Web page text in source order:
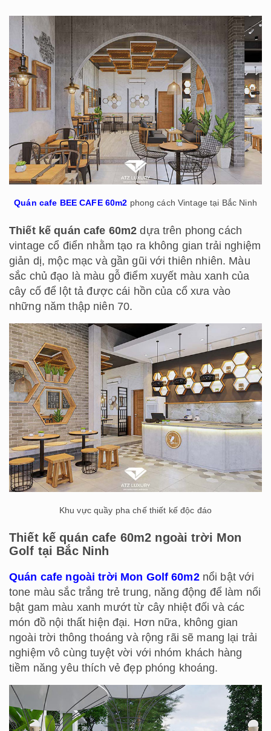
Quán cafe BEE CAFE 60m2 phong cách Vintage tại Bắc Ninh
Thiết kế quán cafe 60m2 dựa trên phong cách
vintage cổ điển nhằm tạo ra không gian trải nghiệm
giản dị, mộc mạc và gần gũi với thiên nhiên. Màu
sắc chủ đạo là màu gỗ điểm xuyết màu xanh của
cây cố để lột tả được cái hồn của cổ xưa vào
những năm thập niên 70.
Khu vực quầy pha chế thiết kế độc đáo
Thiết kế quán cafe 60m2 ngoài trời Mon
Golf tại Bắc Ninh
Quán cafe ngoài trời Mon Golf 60m2nổi bật với
tone màu sắc trắng trẻ trung, năng động để làm nổi
bật gam màu xanh mướt từ cây nhiệt đối và các
món đồ nội thất hiện đại. Hơn nữa, không gian
ngoài trời thông thoáng và rộng rãi sẽ mang lại trải
nghiệm vô cùng tuyệt vời với nhóm khách hàng
tiềm năng yêu thích vẻ đẹp phóng khoáng.